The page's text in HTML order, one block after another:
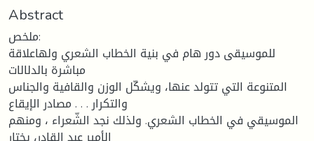
Abstract
ملخص:
للموسيقى دور هام في بنية الخطاب الشعري ولهاعلاقة
مباشرة بالدلالات
المتنوعة التي تتولد عنها، ويشكّل الوزن والقافية والجناس
والتكرار . . . مصادر الإيقاع
الموسيقي في الخطاب الشعري. ولذلك نجد الشّعراء ، ومنهم